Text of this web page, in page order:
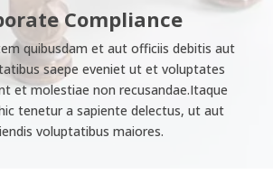
Compliance
quibusdam et aut officiis debitis aut
saepe eveniet ut et voluptates
et molestiae non recusandae.Itaque
tenetur a sapiente delectus, ut aut
voluptatibus maiores.